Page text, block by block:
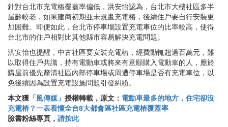
針對台北市充電樁覆蓋率偏低，洪安怡認為，台北市大樓社區多半
屋齡較老，如果建商初期並未規畫充電樁，後續住戶要自行安裝更
加困難。即便如此，台北市停車場設置充電車位的比率較高，使得
台北市的住戶相對比其他縣市容易解決充電問題。
洪安怡也提醒，中古社區要安裝充電樁，經費動輒超過百萬元，難
以取得住戶共識，持有電動車或將來有意願購入電動車的人，應於
購屋前優先釐清社區內部停車場或周遭停車場是否有充電車位，以
免後續因為設置充電設施問題引發糾紛。
本文獲 「風傳媒」 授權轉載，原文： 電動車最多的地方，住宅卻沒
充電樁？一表看懂全台8大都會區社區充電樁覆蓋率
臉書粉絲專頁， 請按此